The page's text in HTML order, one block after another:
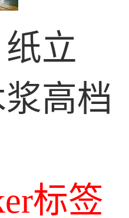
纸立
高档
标签